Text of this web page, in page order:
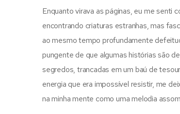
Enquanto virava as páginas, eu me senti
encontrando criaturas estranhas, mas
ao mesmo tempo profundamente
pungente de que algumas histórias são
segredos, trancadas em um baú de
energia que era impossível resistir, me
na minha mente como uma melodia